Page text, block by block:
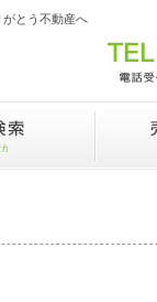
とう不動産へ